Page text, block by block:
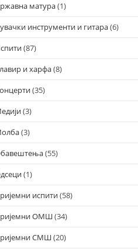
матура(1)
инструменти и гитара(6)
(87)
и харфа(8)
(35)
(3)
(3)
(55)
(1)
испити(58)
ОМШ(34)
СМШ(20)